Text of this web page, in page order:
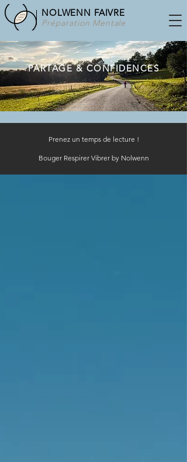
NOLWENN FAIVRE
Préparation Mentale
PARTAGE & CONFIDENCES
Prenez un temps de lecture !
Bouger Respirer Vibrer by Nolwenn